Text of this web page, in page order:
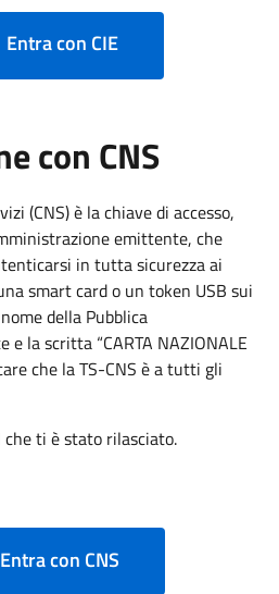
Entra con CIE
con CNS
(CNS) è la chiave di accesso,
emittente, che
in tutta sicurezza ai
smart card o un token USB sui
della Pubblica
la scritta “CARTA NAZIONALE
che la TS-CNS è a tutti gli
che ti è stato rilasciato.
Entra con CNS